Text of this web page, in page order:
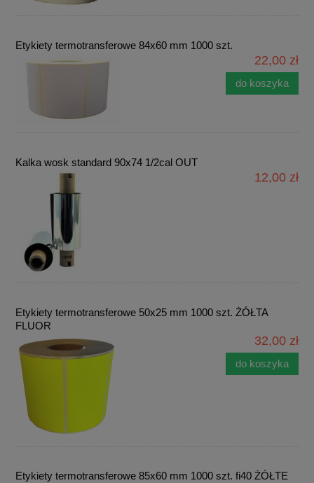
Etykiety termotransferowe 84x60 mm 1000 szt.
22,00 zł
do koszyka
Kalka wosk standard 90x74 1/2cal OUT
12,00 zł
Etykiety termotransferowe 50x25 mm 1000 szt. ŻÓŁTA
FLUOR
32,00 zł
do koszyka
Etykiety termotransferowe 85x60 mm 1000 szt. fi40 ŻÓŁTE